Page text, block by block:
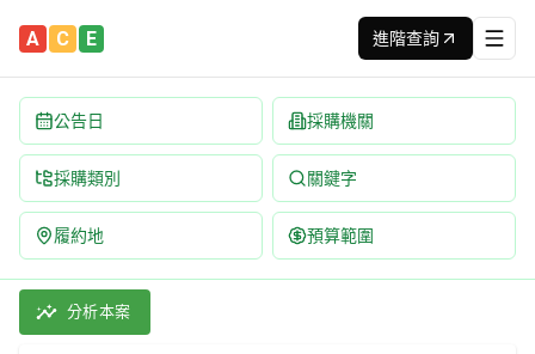
A C E 進階查詢
公告日 採購機關
採購類別 關鍵字
履約地 預算範圍
115年度桃園市龜山區公所工程觀摩活動 招標公告 | 案號：
採購類別：勞務類 支援及輔助運輸服務 | 招標方式：公開
分析本案